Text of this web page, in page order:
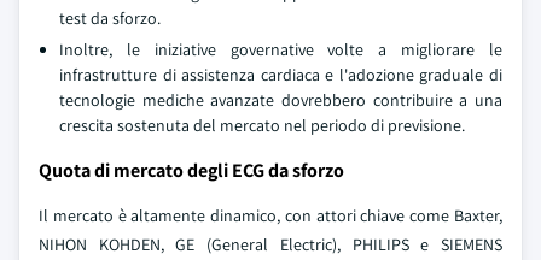
test da sforzo.
Inoltre, le iniziative governative volte a migliorare le
infrastrutture di assistenza cardiaca e l'adozione graduale di
tecnologie mediche avanzate dovrebbero contribuire a una
crescita sostenuta del mercato nel periodo di previsione.
Quota di mercato degli ECG da sforzo
Il mercato è altamente dinamico, con attori chiave come Baxter,
NIHON KOHDEN, GE (General Electric), PHILIPS e SIEMENS